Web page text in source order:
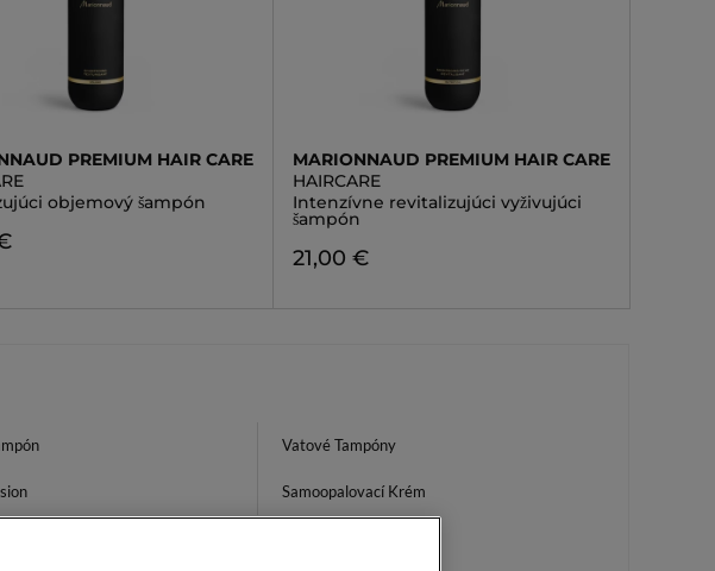
PREMIUM HAIR CARE
objemový šampón
MARIONNAUD PREMIUM HAIR CARE
HAIRCARE
Intenzívne revitalizujúci vyživujúci
šampón
21,00 €
Vatové Tampóny
Samoopalovací Krém